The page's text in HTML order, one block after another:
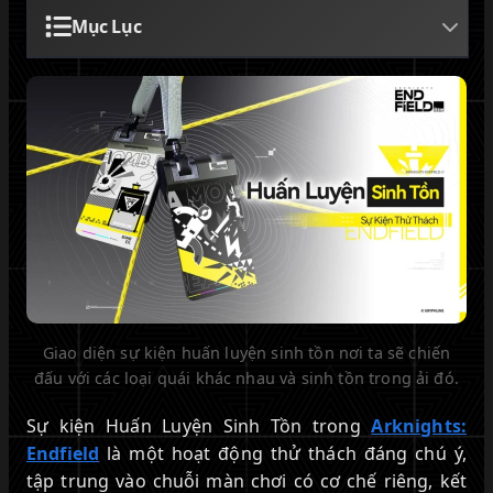
Mục Lục
Giao diện sự kiện huấn luyện sinh tồn nơi ta sẽ chiến
đấu với các loại quái khác nhau và sinh tồn trong ải đó.
Sự kiện Huấn Luyện Sinh Tồn trongArknights:
Endfield là một hoạt động thử thách đáng chú ý,
tập trung vào chuỗi màn chơi có cơ chế riêng, kết